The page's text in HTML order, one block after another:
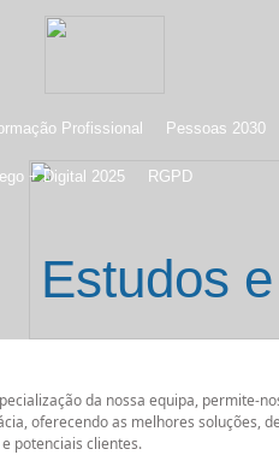
Profissional Pessoas 2030
+ Digital 2025 RGPD
Estudos
da nossa equipa, permite-
oferecendo as melhores soluções,
potenciais clientes.